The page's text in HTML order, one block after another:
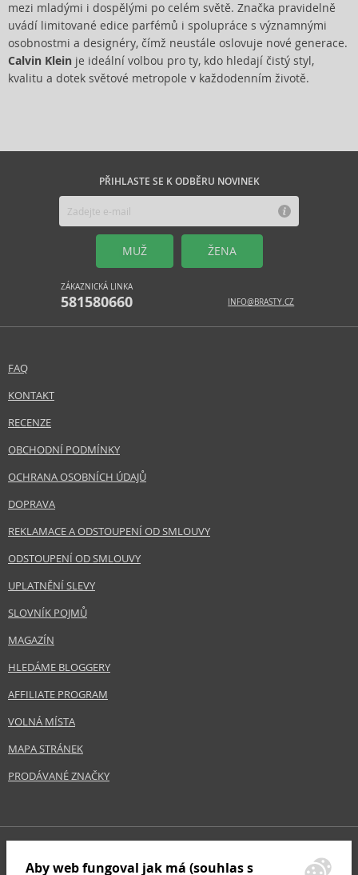
mezi mladými i dospělými po celém světě. Značka pravidelně
uvádí limitované edice parfémů i spolupráce s významnými
osobnostmi a designéry, čímž neustále oslovuje nové generace.
Calvin Klein je ideální volbou pro ty, kdo hledají čistý styl,
kvalitu a dotek světové metropole v každodenním životě.
PŘIHLASTE SE K ODBĚRU NOVINEK
MUŽ ŽENA
ZÁKAZNICKÁ LINKA
581580660 INFO@BRASTY.CZ
FAQ
KONTAKT
RECENZE
OBCHODNÍ PODMÍNKY
OCHRANA OSOBNÍCH ÚDAJŮ
DOPRAVA
REKLAMACE A ODSTOUPENÍ OD SMLOUVY
ODSTOUPENÍ OD SMLOUVY
UPLATNĚNÍ SLEVY
SLOVNÍK POJMŮ
MAGAZÍN
HLEDÁME BLOGGERY
AFFILIATE PROGRAM
VOLNÁ MÍSTA
MAPA STRÁNEK
PRODÁVANÉ ZNAČKY
Aby web fungoval jak má (souhlas s